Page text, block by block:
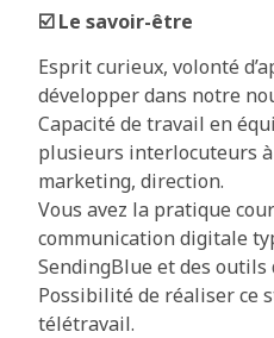
☑️ Le savoir-être
Esprit curieux, volonté
développer dans notre
Capacité de travail en
plusieurs interlocuteurs
marketing, direction.
Vous avez la pratique
communication digitale
SendingBlue et des
Possibilité de réaliser ce
télétravail.